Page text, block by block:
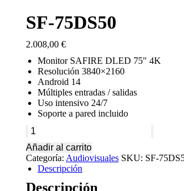
SF-75DS50
2.008,00 €
Monitor SAFIRE DLED 75" 4K
Resolución 3840×2160
Android 14
Múltiples entradas / salidas
Uso intensivo 24/7
Soporte a pared incluido
SF-
cantidad
Añadir al carrito
Categoría: Audiovisuales SKU: SF-
Descripción
Descripción